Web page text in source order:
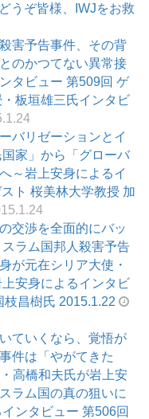
うぞ皆様、IWJをお救
害予告事件、その背
のかつてない異常接
タビュー 第509回 ゲ
板垣雄三氏インタビ
バリゼーションとイ
家」から「グローバ
～岩上安身によるイ
ト 桜美林大学教授 加
交渉を全面的にバッ
ラム国邦人殺害予告
が元在シリア大使・
安身によるインタビ
枝昌樹氏 2015.1.22
ていくなら、覚悟が
件は「やがてきた
高橋和夫氏が岩上安
ラム国の真の狙いに
ンタビュー 第506回